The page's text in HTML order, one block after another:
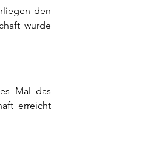
den
wurde
Mal das
erreicht